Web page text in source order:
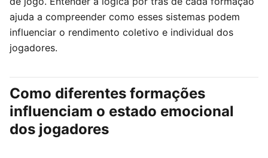
ajuda a compreender como esses sistemas podem
influenciar o rendimento coletivo e individual dos
jogadores.
Como diferentes formações
influenciam o estado emocional
dos jogadores